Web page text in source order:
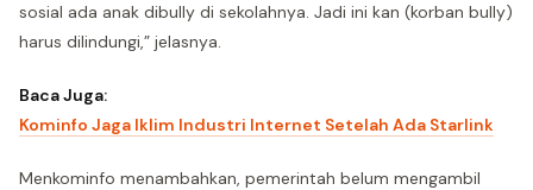
sosial ada anak dibully di sekolahnya. Jadi ini kan (korban bully)
harus dilindungi,” jelasnya.
Baca Juga:
Kominfo Jaga Iklim Industri Internet Setelah Ada Starlink
Menkominfo menambahkan, pemerintah belum mengambil